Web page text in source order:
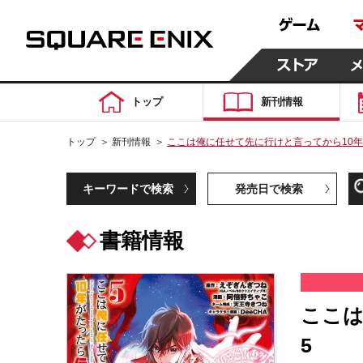
トップ 新刊情報
トップ ＞ 新刊情報 ＞ ここは俺に任せて先に行けと言ってから10
キーワードで検索 発売日で検索
書籍情報
ここ
5